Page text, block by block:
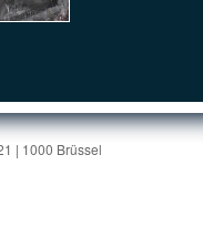
| 1000 Brüssel